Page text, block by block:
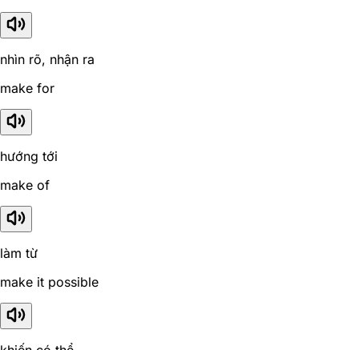
nhìn rõ, nhận ra
make for
hướng tới
make of
làm từ
make it possible